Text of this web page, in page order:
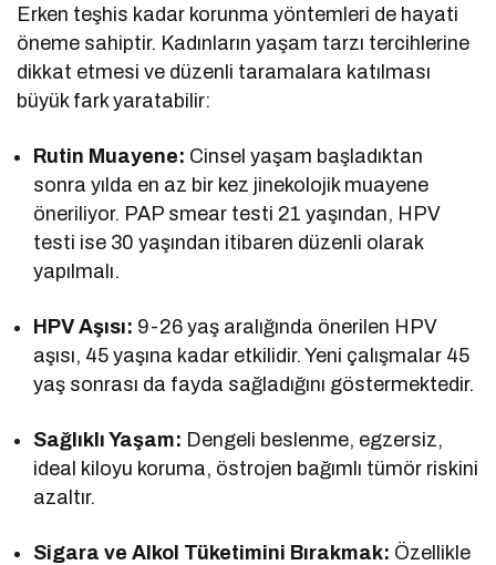
Erken teşhis kadar korunma yöntemleri de hayati
öneme sahiptir. Kadınların yaşam tarzı tercihlerine
dikkat etmesi ve düzenli taramalara katılması
büyük fark yaratabilir:
Rutin Muayene: Cinsel yaşam başladıktan
sonra yılda en az bir kez jinekolojik muayene
öneriliyor. PAP smear testi 21 yaşından, HPV
testi ise 30 yaşından itibaren düzenli olarak
yapılmalı.
HPV Aşısı: 9-26 yaş aralığında önerilen HPV
aşısı, 45 yaşına kadar etkilidir. Yeni çalışmalar 45
yaş sonrası da fayda sağladığını göstermektedir.
Sağlıklı Yaşam: Dengeli beslenme, egzersiz,
ideal kiloyu koruma, östrojen bağımlı tümör riskini
azaltır.
Sigara ve Alkol Tüketimini Bırakmak: Özellikle